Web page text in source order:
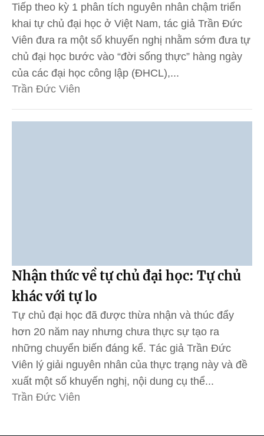
Tiếp theo kỳ 1 phân tích nguyên nhân chậm triển
khai tự chủ đại học ở Việt Nam, tác giả Trần Đức
Viên đưa ra một số khuyến nghị nhằm sớm đưa tự
chủ đại học bước vào “đời sống thực” hàng ngày
của các đại học công lập (ĐHCL),...
Trần Đức Viên
Nhận thức về tự chủ đại học: Tự chủ
khác với tự lo
Tự chủ đại học đã được thừa nhận và thúc đẩy
hơn 20 năm nay nhưng chưa thực sự tạo ra
những chuyển biến đáng kể. Tác giả Trần Đức
Viên lý giải nguyên nhân của thực trạng này và đề
xuất một số khuyến nghị, nội dung cụ thể...
Trần Đức Viên